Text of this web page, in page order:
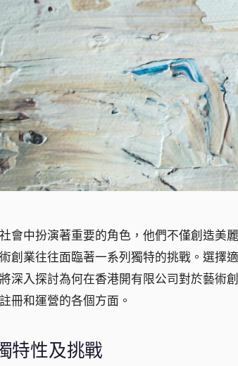
會中扮演著重要的角色，他們不僅創造美
創業往往面臨著一系列獨特的挑戰。選擇
深入探討為何在香港開有限公司對於藝術
冊和運營的各個方面。
特性及挑戰